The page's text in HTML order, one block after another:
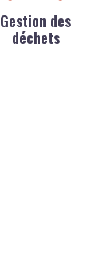
Gestion des
déchets